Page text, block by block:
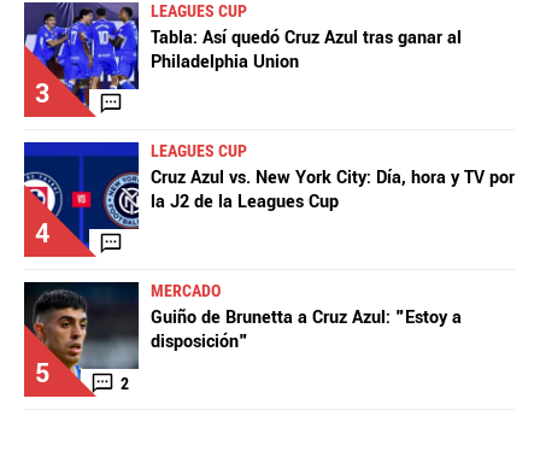
3
LEAGUES CUP
Tabla: Así quedó Cruz Azul tras ganar al
Philadelphia Union
4
LEAGUES CUP
Cruz Azul vs. New York City: Día, hora y TV por
la J2 de la Leagues Cup
5 2
MERCADO
Guiño de Brunetta a Cruz Azul: "Estoy a
disposición"